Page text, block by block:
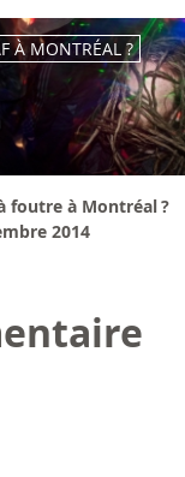
À MONTRÉAL ?
foutre à Montréal ?
2014